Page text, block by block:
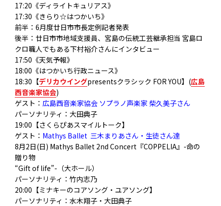
17:20《ディライトキュリアス》
17:30《きらり☆はつかいち》
前半：6月度廿日市市長定例記者発表
後半：廿日市市地域支援員、宮島の伝統工芸継承担当 宮島ロ
クロ職人でもある下村裕介さんにインタビュー
17:50《天気予報》
18:00《はつかいち行政ニュース》
18:30【デリカウイングpresentsクラシック FOR YOU】(広島
西音楽家協会)
ゲスト： 広島西音楽家協会 ソプラノ声楽家 柴久美子さん
パーソナリティ：大田典子
19:00【さくらぴあスマイルトーク】
ゲスト： Mathys Ballet 三木まりあさん・生徒さん達
8月2日(日) Mathys Ballet 2nd Concert『COPPELIA』-命の
贈り物
“Gift of life”-（大ホール）
パーソナリティ： 竹内志乃
20:00【ミナキーのコアソング・ユアソング】
パーソナリティ：水木翔子・大田典子